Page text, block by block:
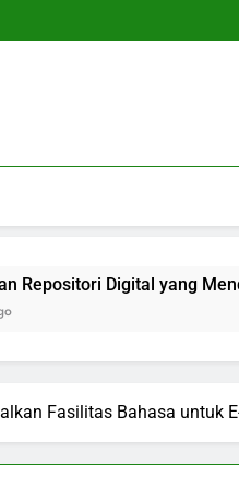
Digital yang Mendukung
Fasilitas Bahasa untuk